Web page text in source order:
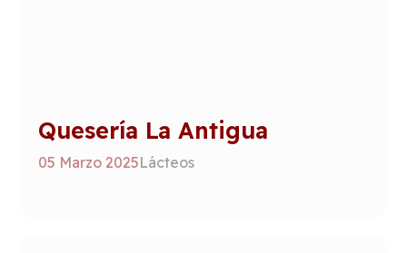
Quesería La Antigua
05 Marzo 2025Lácteos